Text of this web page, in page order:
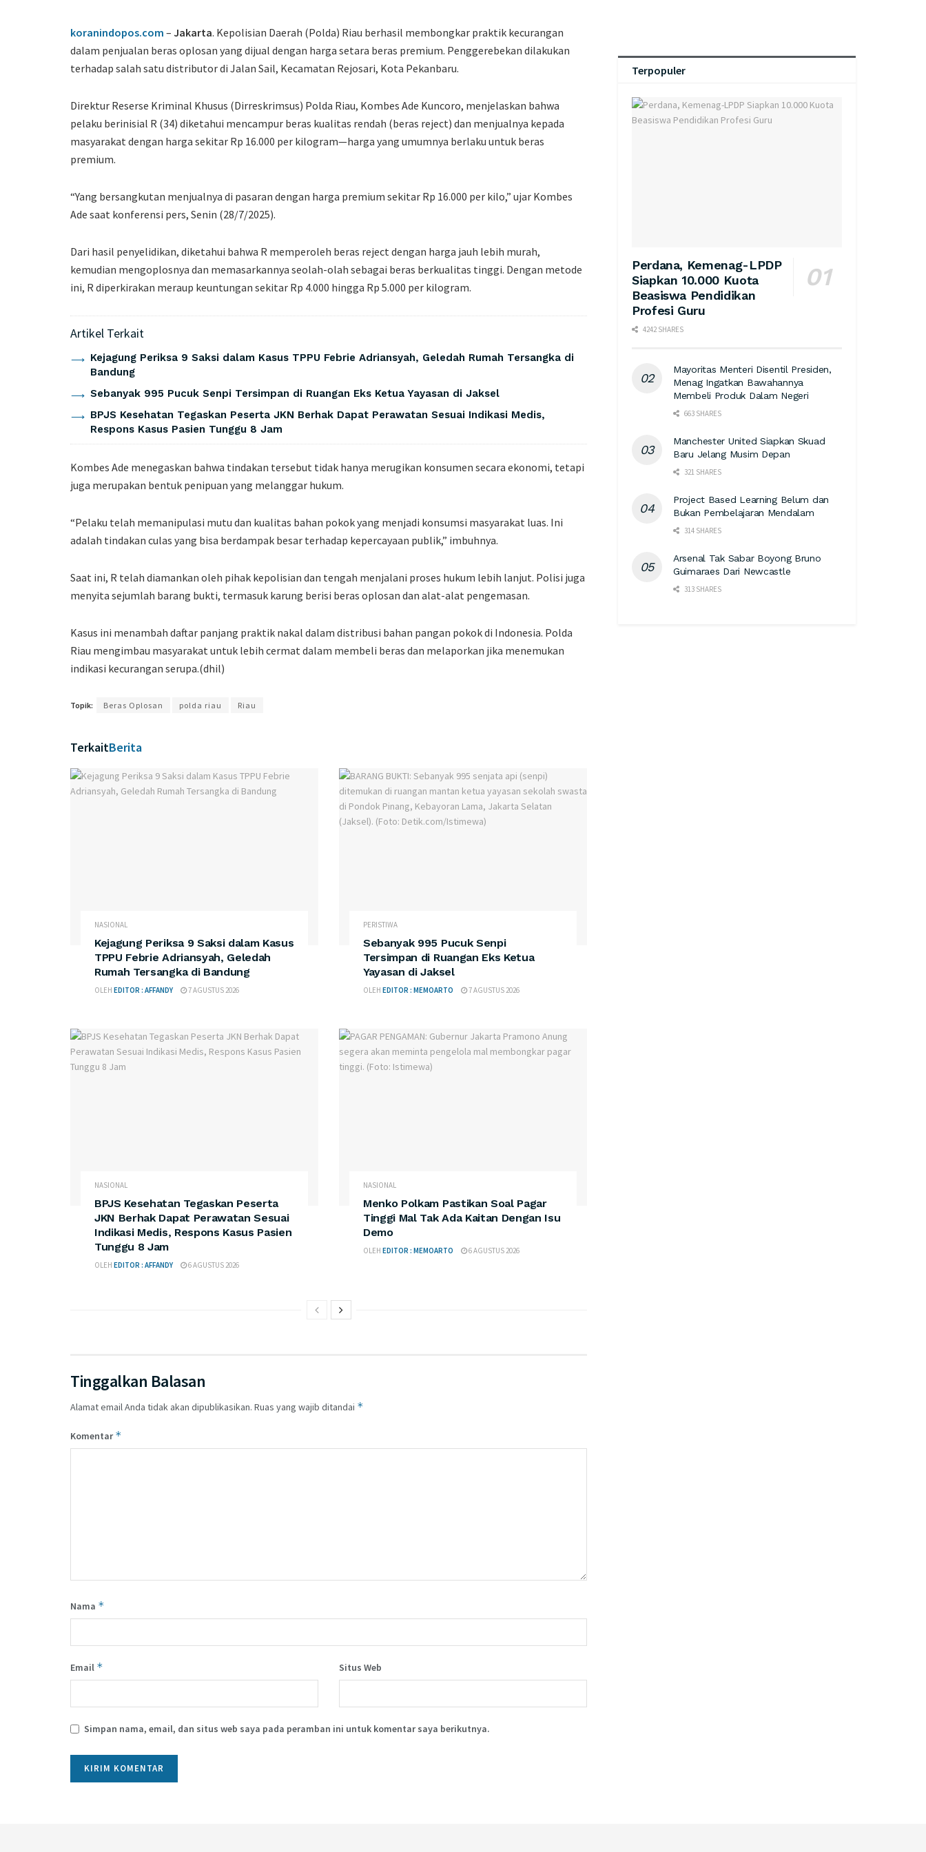
koranindopos.com – Jakarta. Kepolisian Daerah (Polda) Riau berhasil membongkar praktik kecurangan
dalam penjualan beras oplosan yang dijual dengan harga setara beras premium. Penggerebekan dilakukan
terhadap salah satu distributor di Jalan Sail, Kecamatan Rejosari, Kota Pekanbaru.
Direktur Reserse Kriminal Khusus (Dirreskrimsus) Polda Riau, Kombes Ade Kuncoro, menjelaskan bahwa
pelaku berinisial R (34) diketahui mencampur beras kualitas rendah (beras reject) dan menjualnya kepada
masyarakat dengan harga sekitar Rp 16.000 per kilogram—harga yang umumnya berlaku untuk beras
premium.
“Yang bersangkutan menjualnya di pasaran dengan harga premium sekitar Rp 16.000 per kilo,” ujar Kombes
Ade saat konferensi pers, Senin (28/7/2025).
Dari hasil penyelidikan, diketahui bahwa R memperoleh beras reject dengan harga jauh lebih murah,
kemudian mengoplosnya dan memasarkannya seolah-olah sebagai beras berkualitas tinggi. Dengan metode
ini, R diperkirakan meraup keuntungan sekitar Rp 4.000 hingga Rp 5.000 per kilogram.
Artikel Terkait
Kejagung Periksa 9 Saksi dalam Kasus TPPU Febrie Adriansyah, Geledah Rumah Tersangka di
Bandung
Sebanyak 995 Pucuk Senpi Tersimpan di Ruangan Eks Ketua Yayasan di Jaksel
BPJS Kesehatan Tegaskan Peserta JKN Berhak Dapat Perawatan Sesuai Indikasi Medis,
Respons Kasus Pasien Tunggu 8 Jam
Kombes Ade menegaskan bahwa tindakan tersebut tidak hanya merugikan konsumen secara ekonomi, tetapi
juga merupakan bentuk penipuan yang melanggar hukum.
“Pelaku telah memanipulasi mutu dan kualitas bahan pokok yang menjadi konsumsi masyarakat luas. Ini
adalah tindakan culas yang bisa berdampak besar terhadap kepercayaan publik,” imbuhnya.
Saat ini, R telah diamankan oleh pihak kepolisian dan tengah menjalani proses hukum lebih lanjut. Polisi juga
menyita sejumlah barang bukti, termasuk karung berisi beras oplosan dan alat-alat pengemasan.
Kasus ini menambah daftar panjang praktik nakal dalam distribusi bahan pangan pokok di Indonesia. Polda
Riau mengimbau masyarakat untuk lebih cermat dalam membeli beras dan melaporkan jika menemukan
indikasi kecurangan serupa.(dhil)
Topik: Beras Oplosan polda riau Riau
TerkaitBerita
NASIONAL
Kejagung Periksa 9 Saksi dalam Kasus
TPPU Febrie Adriansyah, Geledah
Rumah Tersangka di Bandung
OLEH EDITOR : AFFANDY 7 AGUSTUS 2026
PERISTIWA
Sebanyak 995 Pucuk Senpi
Tersimpan di Ruangan Eks Ketua
Yayasan di Jaksel
OLEH EDITOR : MEMOARTO 7 AGUSTUS 2026
NASIONAL
BPJS Kesehatan Tegaskan Peserta
JKN Berhak Dapat Perawatan Sesuai
Indikasi Medis, Respons Kasus Pasien
Tunggu 8 Jam
OLEH EDITOR : AFFANDY 6 AGUSTUS 2026
NASIONAL
Menko Polkam Pastikan Soal Pagar
Tinggi Mal Tak Ada Kaitan Dengan Isu
Demo
OLEH EDITOR : MEMOARTO 6 AGUSTUS 2026
Tinggalkan Balasan
Alamat email Anda tidak akan dipublikasikan. Ruas yang wajib ditandai *
Komentar*
Nama *
Email * Situs Web
Simpan nama, email, dan situs web saya pada peramban ini untuk komentar saya berikutnya.
Terpopuler
Perdana, Kemenag-LPDP
Siapkan 10.000 Kuota
Beasiswa Pendidikan
Profesi Guru
4242 SHARES
Mayoritas Menteri Disentil Presiden,
Menag Ingatkan Bawahannya
Membeli Produk Dalam Negeri
663 SHARES
Manchester United Siapkan Skuad
Baru Jelang Musim Depan
321 SHARES
Project Based Learning Belum dan
Bukan Pembelajaran Mendalam
314 SHARES
Arsenal Tak Sabar Boyong Bruno
Guimaraes Dari Newcastle
313 SHARES